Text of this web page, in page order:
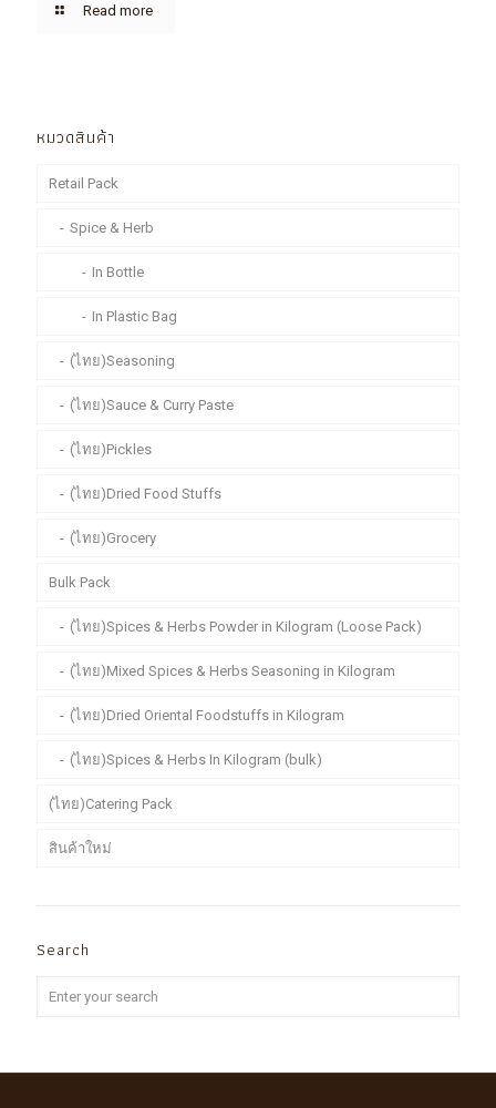
Read more
หมวดสินค้า
Retail Pack
Spice & Herb
In Bottle
In Plastic Bag
(ไทย)Seasoning
(ไทย)Sauce & Curry Paste
(ไทย)Pickles
(ไทย)Dried Food Stuffs
(ไทย)Grocery
Bulk Pack
(ไทย)Spices & Herbs Powder in Kilogram (Loose Pack)
(ไทย)Mixed Spices & Herbs Seasoning in Kilogram
(ไทย)Dried Oriental Foodstuffs in Kilogram
(ไทย)Spices & Herbs In Kilogram (bulk)
(ไทย)Catering Pack
สินค้าใหม่
Search